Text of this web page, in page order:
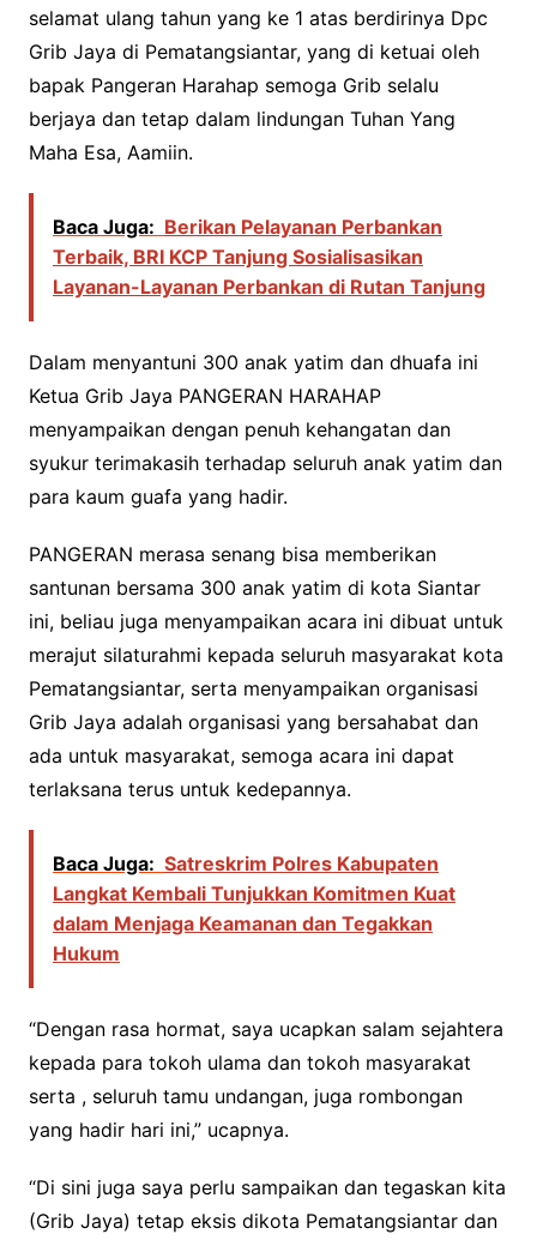
selamat ulang tahun yang ke 1 atas berdirinya Dpc
Grib Jaya di Pematangsiantar, yang di ketuai oleh
bapak Pangeran Harahap semoga Grib selalu
berjaya dan tetap dalam lindungan Tuhan Yang
Maha Esa, Aamiin.
Baca Juga: Berikan Pelayanan Perbankan
Terbaik, BRI KCP Tanjung Sosialisasikan
Layanan-Layanan Perbankan di Rutan Tanjung
Dalam menyantuni 300 anak yatim dan dhuafa ini
Ketua Grib Jaya PANGERAN HARAHAP
menyampaikan dengan penuh kehangatan dan
syukur terimakasih terhadap seluruh anak yatim dan
para kaum guafa yang hadir.
PANGERAN merasa senang bisa memberikan
santunan bersama 300 anak yatim di kota Siantar
ini, beliau juga menyampaikan acara ini dibuat untuk
merajut silaturahmi kepada seluruh masyarakat kota
Pematangsiantar, serta menyampaikan organisasi
Grib Jaya adalah organisasi yang bersahabat dan
ada untuk masyarakat, semoga acara ini dapat
terlaksana terus untuk kedepannya.
Baca Juga: Satreskrim Polres Kabupaten
Langkat Kembali Tunjukkan Komitmen Kuat
dalam Menjaga Keamanan dan Tegakkan
Hukum
“Dengan rasa hormat, saya ucapkan salam sejahtera
kepada para tokoh ulama dan tokoh masyarakat
serta , seluruh tamu undangan, juga rombongan
yang hadir hari ini,” ucapnya.
“Di sini juga saya perlu sampaikan dan tegaskan kita
(Grib Jaya) tetap eksis dikota Pematangsiantar dan